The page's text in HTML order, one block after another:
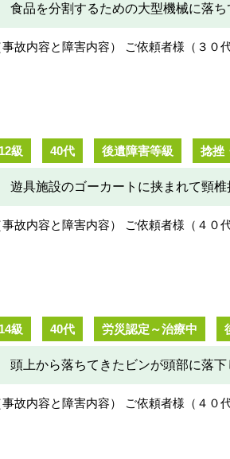
食品を分割するための大型機械に落
事故内容と障害内容） ご依頼者様（３
12級 40代 後遺障害等級 捻挫
遊具施設のゴーカートに挟まれて頸
事故内容と障害内容） ご依頼者様（４
14級 40代 労災認定～治療中
頭上から落ちてきたビンが頭部に落
事故内容と障害内容） ご依頼者様（４
矢延鈴
2022-11-15
労働災害で民事訴訟し裁判になりまし
たが、先月やっと解決致しました。初
めてな事で重圧で不安で押しつぶされ
そうになったりしましたが、先生のフ
月はかかりましたが新しく一歩踏みだ
続きを読む